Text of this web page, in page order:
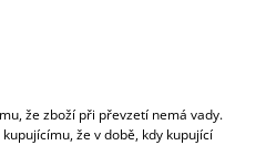
že zboží při převzetí nemá vady.
že v době, kdy kupující